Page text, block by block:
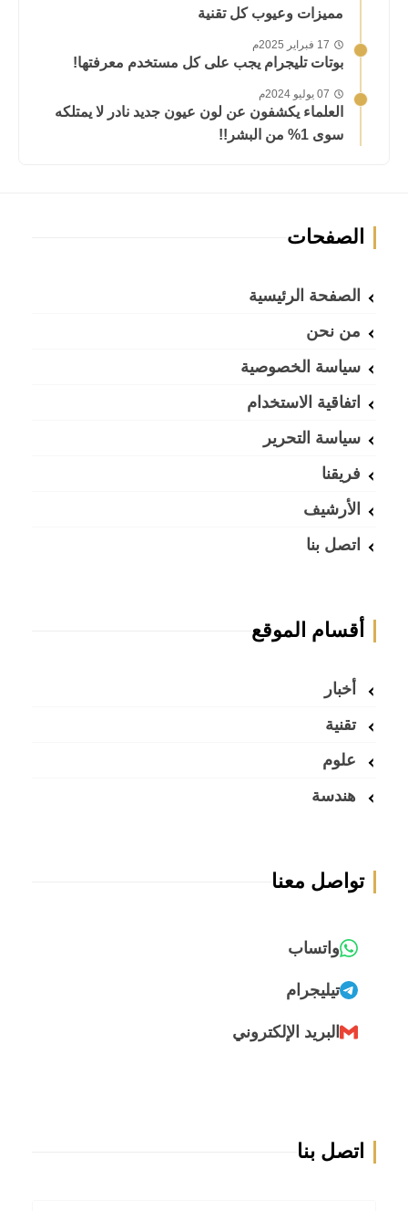
مميزات وعيوب كل تقنية
17 فبراير 2025م
بوتات تليجرام يجب على كل مستخدم معرفتها!
07 يوليو 2024م
العلماء يكشفون عن لون عيون جديد نادر لا يمتلكه
سوى 1% من البشر!!
الصفحات
الصفحة الرئيسية
من نحن
سياسة الخصوصية
اتفاقية الاستخدام
سياسة التحرير
فريقنا
الأرشيف
اتصل بنا
أقسام الموقع
أخبار
تقنية
علوم
هندسة
تواصل معنا
واتساب
تيليجرام
البريد الإلكتروني
اتصل بنا